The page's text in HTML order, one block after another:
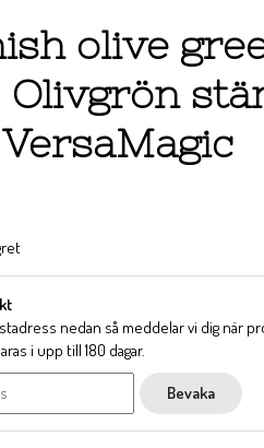
olive
nedan så meddelar vi dig när
i upp till 180 dagar.
Bevaka